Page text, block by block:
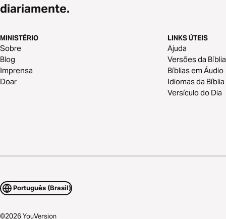
diariamente.
MINISTÉRIO
Sobre
Blog
Imprensa
Doar
LINKS ÚTEIS
Ajuda
Versões da Bíblia
Bíblias em Áudio
Idiomas da Bíblia
Versículo do Dia
Português (Brasil)
©2026YouVersion